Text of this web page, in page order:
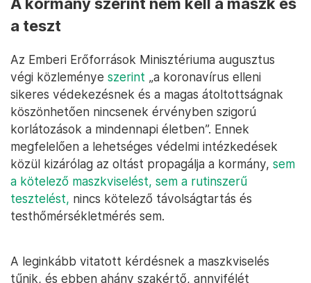
a teszt
Az Emberi Erőforrások Minisztériuma augusztus
végi közleménye szerint „a koronavírus elleni
sikeres védekezésnek és a magas átoltottságnak
köszönhetően nincsenek érvényben szigorú
korlátozások a mindennapi életben”. Ennek
megfelelően a lehetséges védelmi intézkedések
közül kizárólag az oltást propagálja a kormány, sem
a kötelező maszkviselést, sem a rutinszerű
tesztelést, nincs kötelező távolságtartás és
testhőmérsékletmérés sem.
A leginkább vitatott kérdésnek a maszkviselés
tűnik, és ebben ahány szakértő, annyifélét